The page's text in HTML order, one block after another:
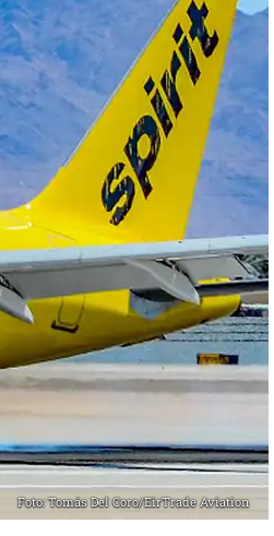
Foto: Tomás Del Coro/EirTrade Aviation